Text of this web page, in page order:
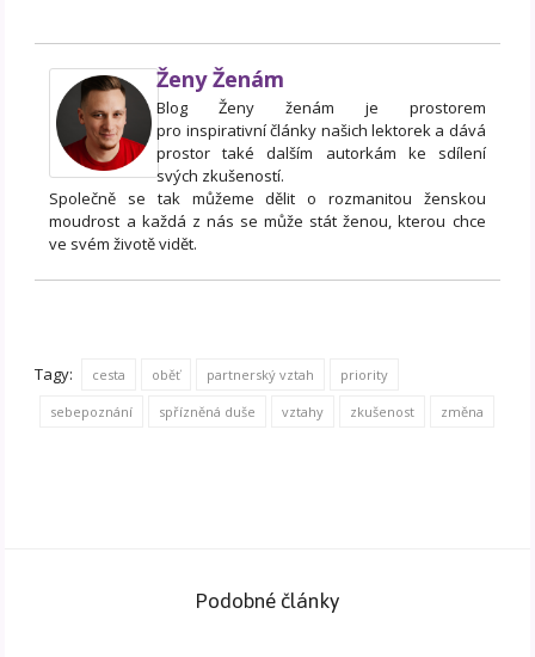
Ženy Ženám
Blog Ženy ženám je prostorem
pro inspirativní články našich lektorek a dává
prostor také dalším autorkám ke sdílení
svých zkušeností.
Společně se tak můžeme dělit o rozmanitou ženskou
moudrost a každá z nás se může stát ženou, kterou chce
ve svém životě vidět.
Tagy: cesta oběť partnerský vztah priority
sebepoznání spřízněná duše vztahy zkušenost změna
Podobné články